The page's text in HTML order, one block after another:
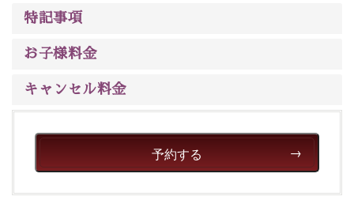
※交通規制などにより運行できない日がございます
※年末年始及び御柱祭前後は運行しておりません
上諏訪温泉“しんゆ”なら諏訪大社など歴史ある諏訪の街
清らかな源泉、自然の恵みあるお食事、諏訪湖に包まれ
るお部屋、 大人のたしなみを感じていただける、美しく
癒される宿で贅沢に幸せのときを安心してお過ごしくだ
さい。
特記事項
お子様料金
キャンセル料金
予約する